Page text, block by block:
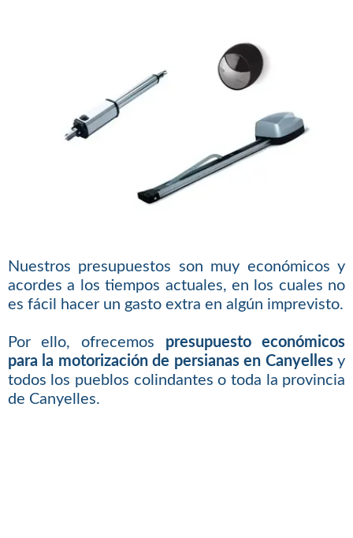
Nuestros presupuestos son muy económicos y
acordes a los tiempos actuales, en los cuales no
es fácil hacer un gasto extra en algún imprevisto.
Por ello, ofrecemos presupuesto económicos
para la motorización de persianas en Canyellesy
todos los pueblos colindantes o toda la provincia
de Canyelles.